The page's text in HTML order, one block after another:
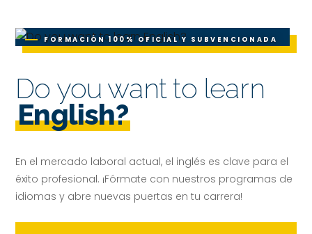
Do you want to learn
English?
En el mercado laboral actual, el inglés es clave para el
éxito profesional. ¡Fórmate con nuestros programas de
idiomas y abre nuevas puertas en tu carrera!
FORMACIÓN 100% OFICIAL Y SUBVENCIONADA